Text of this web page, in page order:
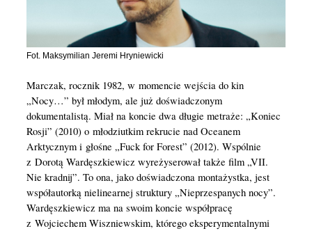
Fot. Maksymilian Jeremi Hryniewicki
Marczak, rocznik 1982, w momencie wejścia do kin
„Nocy…” był młodym, ale już doświadczonym
dokumentalistą. Miał na koncie dwa długie metraże: „Koniec
Rosji” (2010) o młodziutkim rekrucie nad Oceanem
Arktycznym i głośne „Fuck for Forest” (2012). Wspólnie
z Dorotą Wardęszkiewicz wyreżyserował także film „VII.
Nie kradnij”. To ona, jako doświadczona montażystka, jest
współautorką nielinearnej struktury „Nieprzespanych nocy”.
Wardęszkiewicz ma na swoim koncie współpracę
z Wojciechem Wiszniewskim, którego eksperymentalnymi